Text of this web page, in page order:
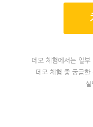
데모 체험에서는 일부
데모 체험 중 궁금한
설